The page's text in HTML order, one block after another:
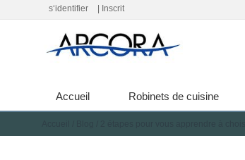
s‘identifier Inscrit
Accueil Robinets de cuisine